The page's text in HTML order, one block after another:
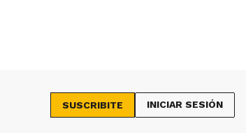
SUSCRIBITE INICIAR SESIÓN